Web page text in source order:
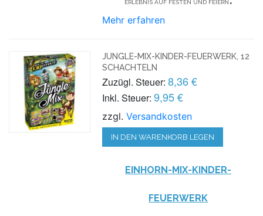
ERLEBNIS AUF FESTEN UND FEIERN
Mehr erfahren
JUNGLE-MIX-KINDER-FEUERWERK, 12
SCHACHTELN
Zuzügl. Steuer: 8,36 €
Inkl. Steuer: 9,95 €
zzgl.Versandkosten
IN DEN WARENKORB LEGEN
EINHORN-MIX-KINDER-
FEUERWERK